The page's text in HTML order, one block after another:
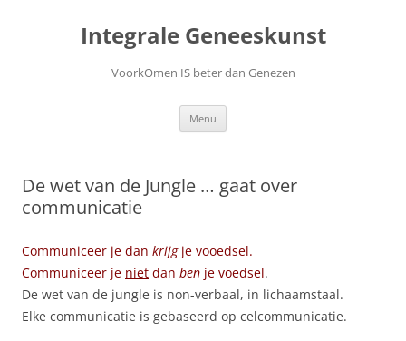
Integrale Geneeskunst
VoorkOmen IS beter dan Genezen
Menu
De wet van de Jungle … gaat over
communicatie
Communiceer je dan krijgje vooedsel.
Communiceer je niet dan ben je voedsel.
De wet van de jungle is non-verbaal, in lichaamstaal.
Elke communicatie is gebaseerd op celcommunicatie.